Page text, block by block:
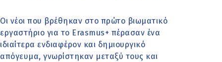
Οι νέοι που βρέθηκαν στο πρώτο βιωματικό
εργαστήριο για το Erasmus+ πέρασαν ένα
ιδιαίτερα ενδιαφέρον και δημιουργικό
απόγευμα, γνωρίστηκαν μεταξύ τους και